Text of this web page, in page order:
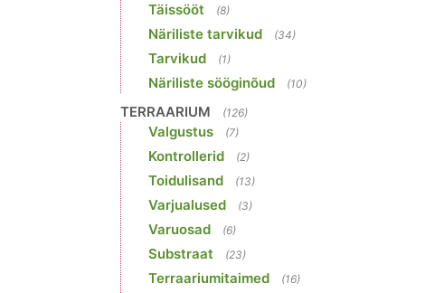
Täissööt (8)
Näriliste tarvikud (34)
Tarvikud (1)
Näriliste sööginõud (10)
TERRAARIUM (126)
Valgustus (7)
Kontrollerid (2)
Toidulisand (13)
Varjualused (3)
Varuosad (6)
Substraat (23)
Terraariumitaimed (16)